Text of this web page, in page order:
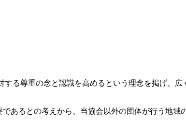
る尊重の念と認識を高めるという理念を掲げ、広
あるとの考えから、当協会以外の団体が行う地域